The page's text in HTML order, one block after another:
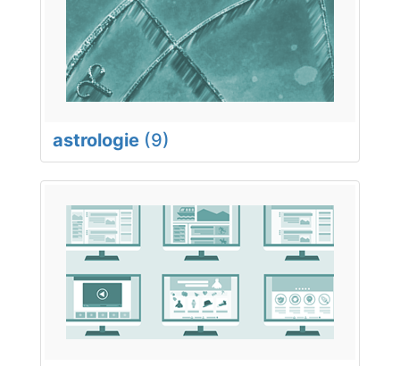
astrologie (9)